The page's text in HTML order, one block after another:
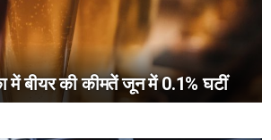
में बीयर की कीमतें जून में 0.1% घटीं